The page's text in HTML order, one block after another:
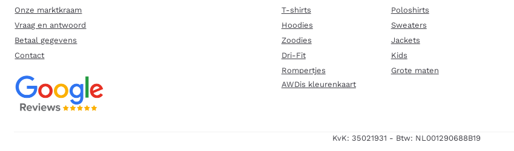
Onze marktkraam
Vraag en antwoord
Betaal gegevens
Contact
T-shirts
Poloshirts
Hoodies
Sweaters
Zoodies
Jackets
Dri-Fit
Kids
Rompertjes
Grote maten
AWDis kleurenkaart
KvK: 35021931 - Btw: NL001290688B19